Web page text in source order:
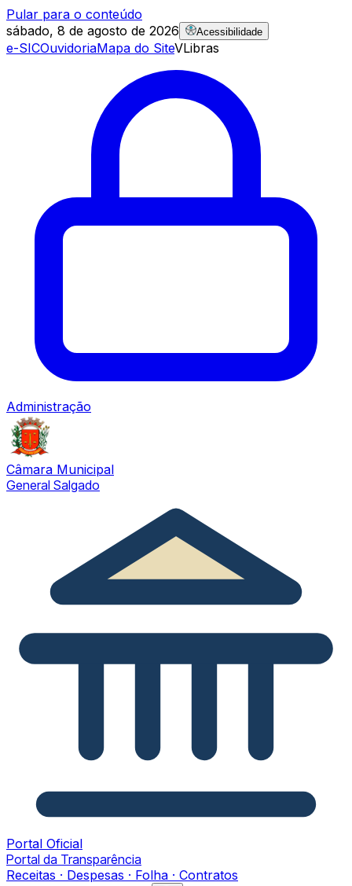
Pular para o conteúdo
sábado, 8 de agosto de 2026
Acessibilidade
e-SICOuvidoriaMapa do SiteVLibras
Administração
Câmara Municipal
General Salgado
Portal Oficial
Portal da Transparência
Receitas · Despesas · Folha · Contratos